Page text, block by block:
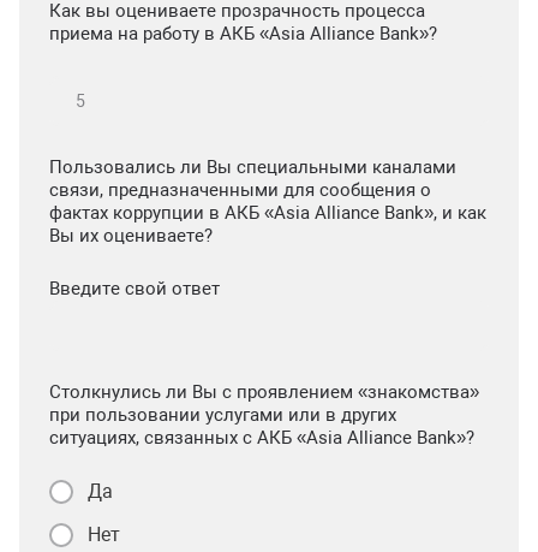
Как вы оцениваете прозрачность процесса
приема на работу в АКБ «Asia Alliance Bank»?
Пользовались ли Вы специальными каналами
связи, предназначенными для сообщения о
фактах коррупции в АКБ «Asia Alliance Bank», и как
Вы их оцениваете?
Введите свой ответ
Столкнулись ли Вы с проявлением «знакомства»
при пользовании услугами или в других
ситуациях, связанных с АКБ «Asia Alliance Bank»?
Да
Нет